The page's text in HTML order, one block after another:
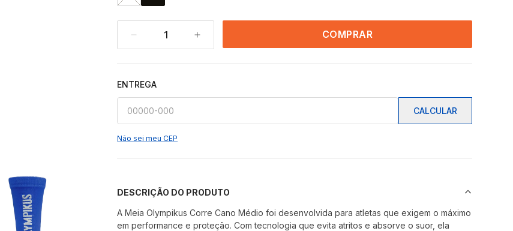
1 COMPRAR
ENTREGA
CALCULAR
Não sei meu CEP
DESCRIÇÃO DO PRODUTO
A Meia Olympikus Corre Cano Médio foi desenvolvida para atletas que exigem o máximo
em performance e proteção. Com tecnologia que evita atritos e absorve o suor, ela